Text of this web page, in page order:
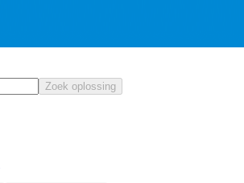
Zoek oplossing